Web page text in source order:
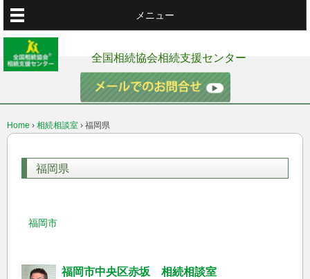
メニュー
全国相続協会相続支援センター
Home › 相続相談室 › 福岡県
福岡県
福岡市
福岡市中央区赤坂 相続相談室